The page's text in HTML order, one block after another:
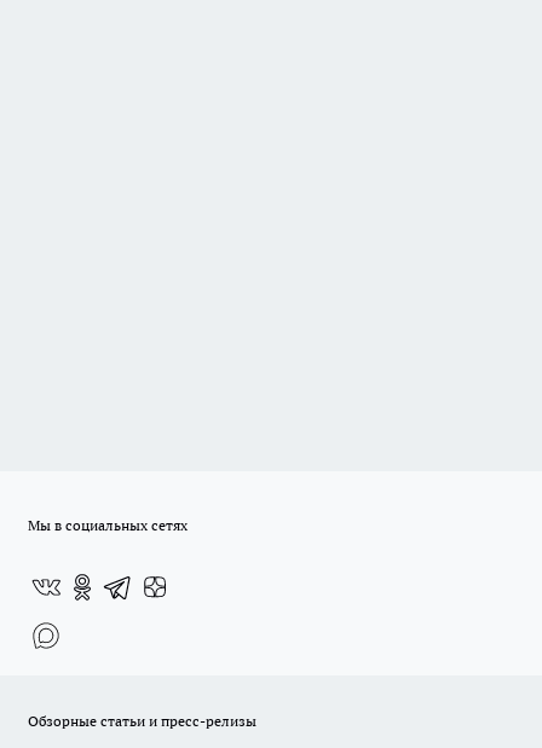
Мы в социальных сетях
Обзорные статьи и пресс-релизы